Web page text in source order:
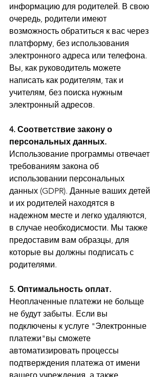
информацию для родителей. В свою
очередь, родители имеют
возможность обратиться к вас через
платформу, без использования
электронного адреса или телефона.
Вы, как руководитель можете
написать как родителям, так и
учителям, без поиска нужным
электронный адресов.
4. Соответствие закону о
персональных данных.
Использование программы отвечает
требованиям закона об
использовании персональных
данных (GDPR). Данные ваших детей
и их родителей находятся в
надежном месте и легко удаляются,
в случае необходисмости. Мы также
предоставим вам образцы, для
которые вы должны подписать с
родителями.
5. Оптимальность оплат.
Неоплаченные платежи не больще
не будут забыты. Если вы
подключены к услуге "Электронные
платежи"вы сможете
автоматизировать процессы
подтверждения платежа от имени